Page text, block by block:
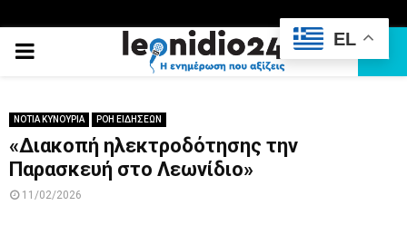
PRIMARY
ΝΟΤΙΑ ΚΥΝΟΥΡΙΑ ΡΟΗ ΕΙΔΗΣΕΩΝ
«Διακοπή ηλεκτροδότησης την
Παρασκευή στο Λεωνίδιο»
11/02/2026
EL